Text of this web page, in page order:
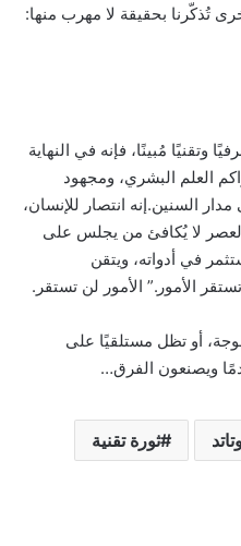
تُذكّرنا بحقيقة لا مهرب منها:
وتقنيًا مُبينًا، فإنه في النهاية
العلم البشري، ومجهود
السنين.إنه انتصار للإنسان،
لا يُكافئ من يجلس على
في أدواته، ويتقن
الأمور.” الأمور لن تستقر.
أو تظل مستلقيًا على
ويصنعون الفرق…
ثورة تقنية